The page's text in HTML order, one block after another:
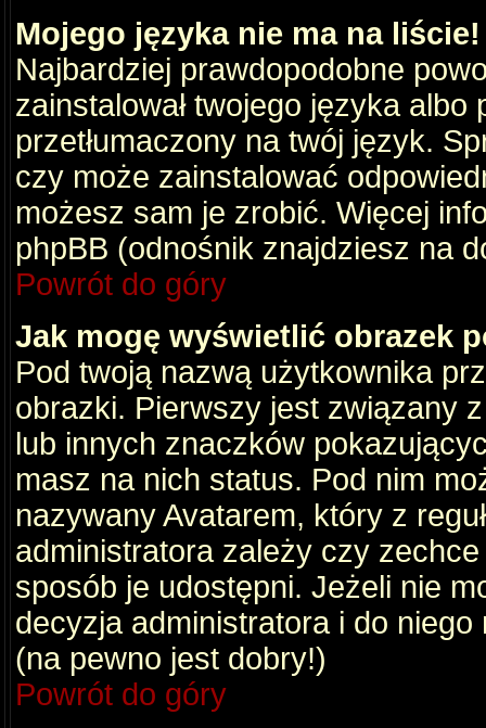
Mojego języka nie ma na liście!
Najbardziej prawdopodobne
zainstalował twojego języka albo
przetłumaczony na twój język.
czy może zainstalować
możesz sam je zrobić. Więcej
phpBB (odnośnik znajdziesz na
Powrót do góry
Jak mogę wyświetlić obrazek
Pod twoją nazwą użytkownika
obrazki. Pierwszy jest związany
lub innych znaczków
masz na nich status. Pod nim
nazywany Avatarem, który z
administratora zależy czy
sposób je udostępni. Jeżeli nie
decyzja administratora i do
(na pewno jest dobry!)
Powrót do góry